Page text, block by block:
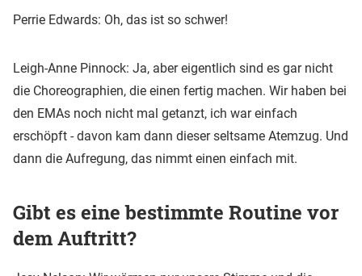
Perrie Edwards: Oh, das ist so schwer!
Leigh-Anne Pinnock: Ja, aber eigentlich sind es gar nicht
die Choreographien, die einen fertig machen. Wir haben bei
den EMAs noch nicht mal getanzt, ich war einfach
erschöpft - davon kam dann dieser seltsame Atemzug. Und
dann die Aufregung, das nimmt einen einfach mit.
Gibt es eine bestimmte Routine vor
dem Auftritt?